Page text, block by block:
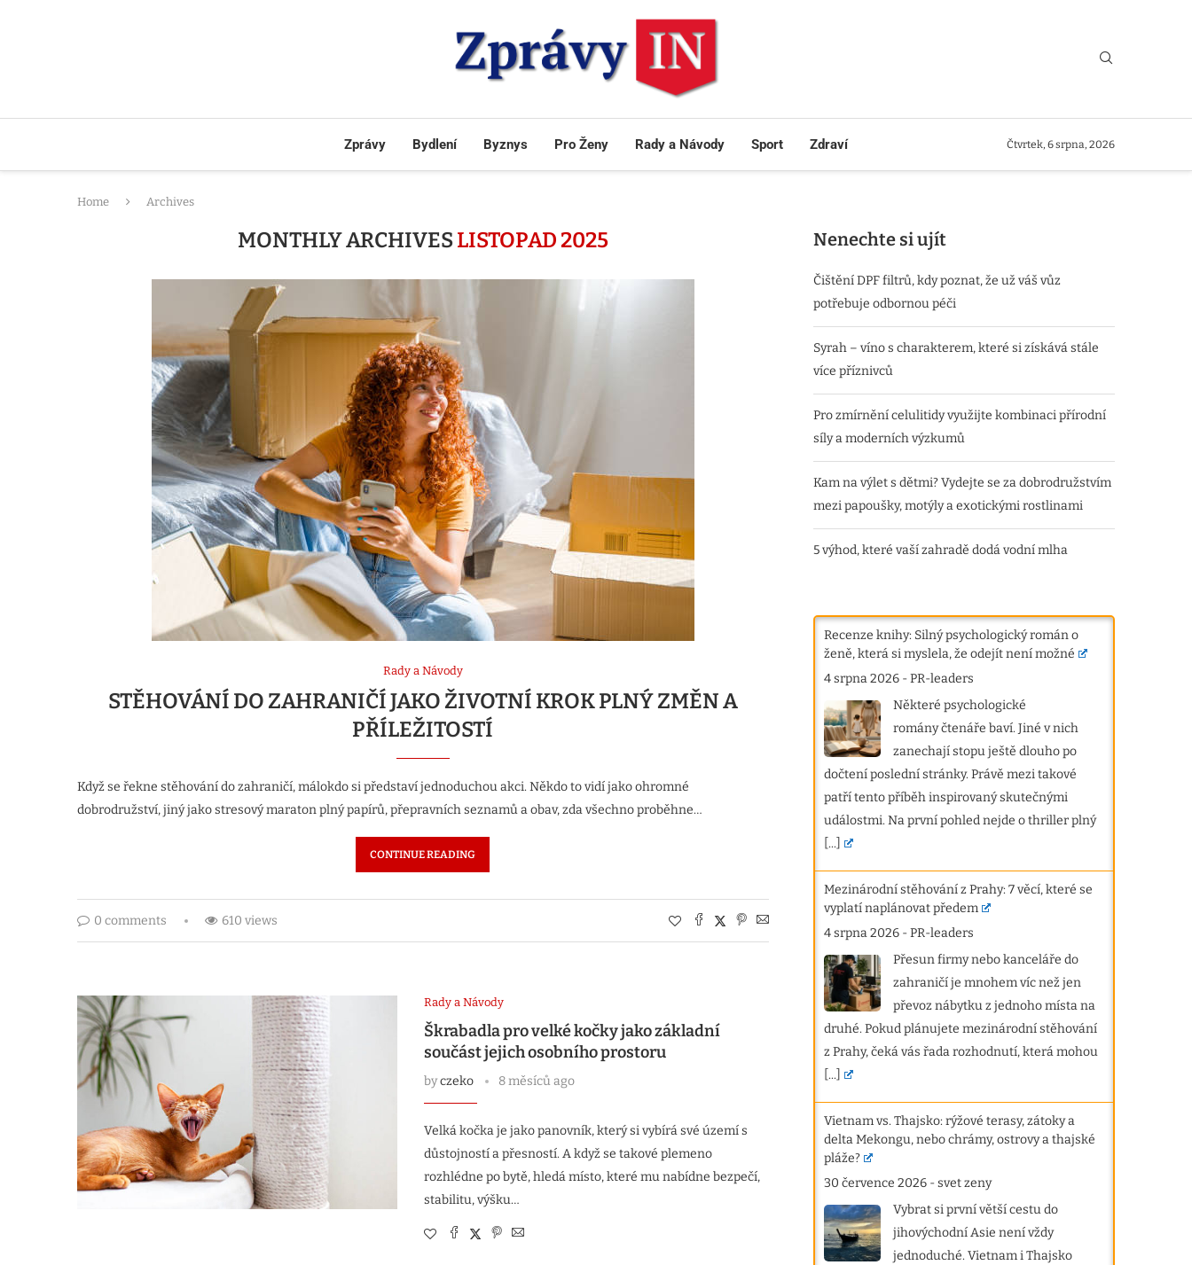
Zprávy Bydlení Byznys Pro Ženy Rady a Návody Sport Zdraví Čtvrtek, 6 srpna, 2026
Home Archives
MONTHLY ARCHIVESLISTOPAD 2025
Rady a Návody
STĚHOVÁNÍ DO ZAHRANIČÍ JAKO ŽIVOTNÍ KROK PLNÝ ZMĚN A
PŘÍLEŽITOSTÍ
Když se řekne stěhování do zahraničí, málokdo si představí jednoduchou akci. Někdo to vidí jako ohromné
dobrodružství, jiný jako stresový maraton plný papírů, přepravních seznamů a obav, zda všechno proběhne…
CONTINUE READING
0 comments 610 views
Rady a Návody
Škrabadla pro velké kočky jako základní
součást jejich osobního prostoru
byczeko 8 měsíců ago
Velká kočka je jako panovník, který si vybírá své území s
důstojností a přesností. A když se takové plemeno
rozhlédne po bytě, hledá místo, které mu nabídne bezpečí,
stabilitu, výšku…
Nenechte si ujít
Čištění DPF filtrů, kdy poznat, že už váš vůz
potřebuje odbornou péči
Syrah – víno s charakterem, které si získává stále
více příznivců
Pro zmírnění celulitidy využijte kombinaci přírodní
síly a moderních výzkumů
Kam na výlet s dětmi? Vydejte se za dobrodružstvím
mezi papoušky, motýly a exotickými rostlinami
5 výhod, které vaší zahradě dodá vodní mlha
Recenze knihy: Silný psychologický román o
ženě, která si myslela, že odejít není možné
4 srpna 2026 -PR-leaders
Některé psychologické
romány čtenáře baví. Jiné v nich
zanechají stopu ještě dlouho po
dočtení poslední stránky. Právě mezi takové
patří tento příběh inspirovaný skutečnými
událostmi. Na první pohled nejde o thriller plný
[...]
Mezinárodní stěhování z Prahy: 7 věcí, které se
vyplatí naplánovat předem
4 srpna 2026 -PR-leaders
Přesun firmy nebo kanceláře do
zahraničí je mnohem víc než jen
převoz nábytku z jednoho místa na
druhé. Pokud plánujete mezinárodní stěhování
z Prahy, čeká vás řada rozhodnutí, která mohou
[...]
Vietnam vs. Thajsko: rýžové terasy, zátoky a
delta Mekongu, nebo chrámy, ostrovy a thajské
pláže?
30 července 2026 -svet zeny
Vybrat si první větší cestu do
jihovýchodní Asie není vždy
jednoduché. Vietnam i Thajsko